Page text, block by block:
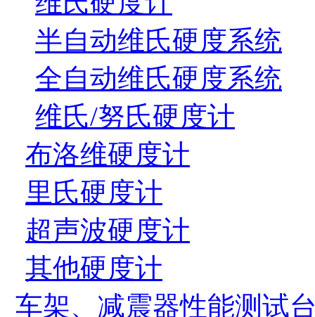
半自动维氏硬度系统
全自动维氏硬度系统
维氏/努氏硬度计
布洛维硬度计
里氏硬度计
超声波硬度计
其他硬度计
车架、减震器性能测试